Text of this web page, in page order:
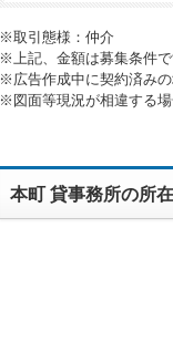
※取引態様：仲介
※上記、金額は募集条件で
※広告作成中に契約済みの
※図面等現況が相違する場
本町 貸事務所の所